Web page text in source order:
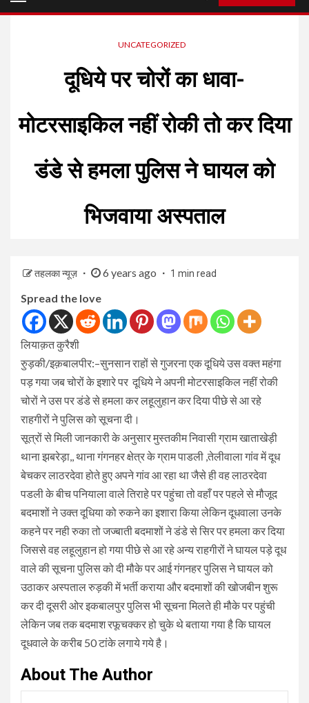
UNCATEGORIZED
दूधिये पर चोरों का धावा-
मोटरसाइकिल नहीं रोकी तो कर दिया
डंडे से हमला पुलिस ने घायल को
भिजवाया अस्पताल
तहलका न्यूज़ 6 years ago 1 min read
Spread the love
लियाक़त कुरैशी
रुुड़की/इक़बालपीर:–सुनसान राहों से गुजरना एक दूधिये उस वक्त महंगा
पड़ गया जब चोरों के इशारे पर दूधिये ने अपनी मोटरसाइकिल नहीं रोकी
चोरों ने उस पर डंडे से हमला कर लहूलुहान कर दिया पीछे से आ रहे
राहगीरों ने पुलिस को सूचना दी।
सूत्रों से मिली जानकारी के अनुसार मुस्तकीम निवासी ग्राम खाताखेड़ी
थाना झबरेड़ा,, थाना गंगनहर क्षेत्र के ग्राम पाडली ,तेलीवाला गांव में दूध
बेचकर लाठरदेवा होते हुए अपने गांव आ रहा था जैसे ही वह लाठरदेवा
पडली के बीच पनियाला वाले तिराहे पर पहुंचा तो वहाँ पर पहले से मौजूद
बदमाशों ने उक्त दूधिया को रुकने का इशारा किया लेकिन दूधवाला उनके
कहने पर नही रुका तो जज्बाती बदमाशों ने डंडे से सिर पर हमला कर दिया
जिससे वह लहूलुहान हो गया पीछे से आ रहे अन्य राहगीरों ने घायल पड़े दूध
वाले की सूचना पुलिस को दी मौके पर आई गंगनहर पुलिस ने घायल को
उठाकर अस्पताल रुड़की में भर्ती कराया और बदमाशों की खोजबीन शुरू
कर दी दूसरी ओर इकबालपुर पुलिस भी सूचना मिलते ही मौके पर पहुंची
लेकिन जब तक बदमाश रफूचक्कर हो चुके थे बताया गया है कि घायल
दूधवाले के करीब 50 टांके लगाये गये है।
About The Author